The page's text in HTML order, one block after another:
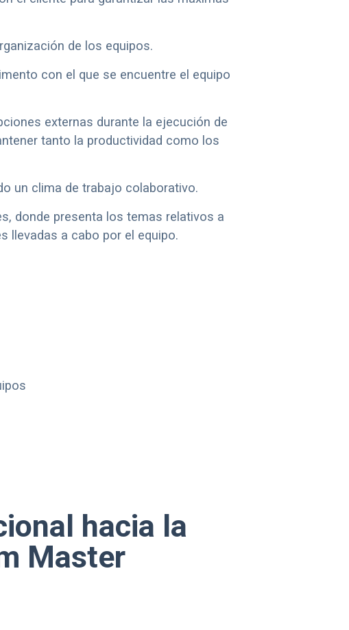
de los equipos.
con el que se encuentre el equipo
externas durante la ejecución de
tanto la productividad como los
un clima de trabajo colaborativo.
donde presenta los temas relativos a
llevadas a cabo por el equipo.
hacia la
Master